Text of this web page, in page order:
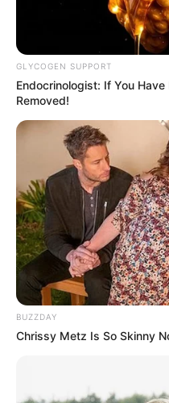
GLYCOGEN SUPPORT
Endocrinologist: If You
Removed!
BUZZDAY
Chrissy Metz Is So Skinny